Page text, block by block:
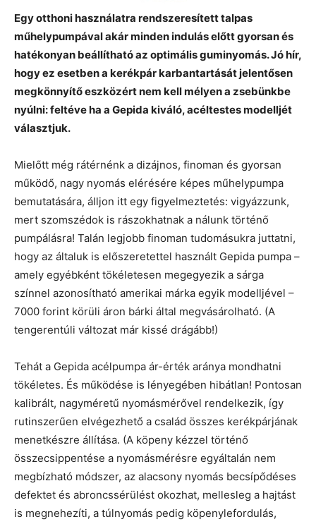
Egy otthoni használatra rendszeresített talpas
műhelypumpával akár minden indulás előtt gyorsan és
hatékonyan beállítható az optimális guminyomás. Jó hír,
hogy ez esetben a kerékpár karbantartását jelentősen
megkönnyítő eszközért nem kell mélyen a zsebünkbe
nyúlni: feltéve ha a Gepida kiváló, acéltestes modelljét
választjuk.
Mielőtt még rátérnénk a dizájnos, finoman és gyorsan
működő, nagy nyomás elérésére képes műhelypumpa
bemutatására, álljon itt egy figyelmeztetés: vigyázzunk,
mert szomszédok is rászokhatnak a nálunk történő
pumpálásra! Talán legjobb finoman tudomásukra juttatni,
hogy az általuk is előszeretettel használt Gepida pumpa –
amely egyébként tökéletesen megegyezik a sárga
színnel azonosítható amerikai márka egyik modelljével –
7000 forint körüli áron bárki által megvásárolható. (A
tengerentúli változat már kissé drágább!)
Tehát a Gepida acélpumpa ár-érték aránya mondhatni
tökéletes. És működése is lényegében hibátlan! Pontosan
kalibrált, nagyméretű nyomásmérővel rendelkezik, így
rutinszerűen elvégezhető a család összes kerékpárjának
menetkészre állítása. (A köpeny kézzel történő
összecsippentése a nyomásmérésre egyáltalán nem
megbízható módszer, az alacsony nyomás becsípődéses
defektet és abroncssérülést okozhat, mellesleg a hajtást
is megnehezíti, a túlnyomás pedig köpenylefordulás,